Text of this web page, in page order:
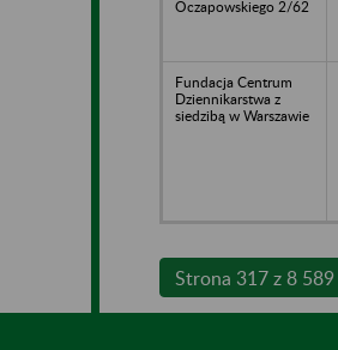
Oczapowskiego 2/62
Fundacja Centrum
Dziennikarstwa z
siedzibą w Warszawie
Strona 317 z 8 589